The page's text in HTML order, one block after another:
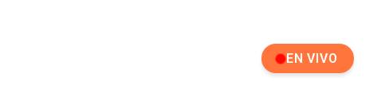
EN VIVO